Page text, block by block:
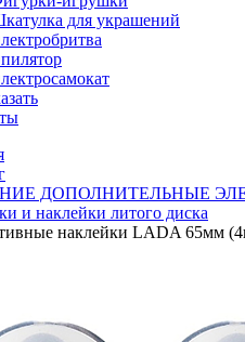
для украшений
ДОПОЛНИТЕЛЬНЫЕ
и наклейки литого диска
наклейки LADA 65мм